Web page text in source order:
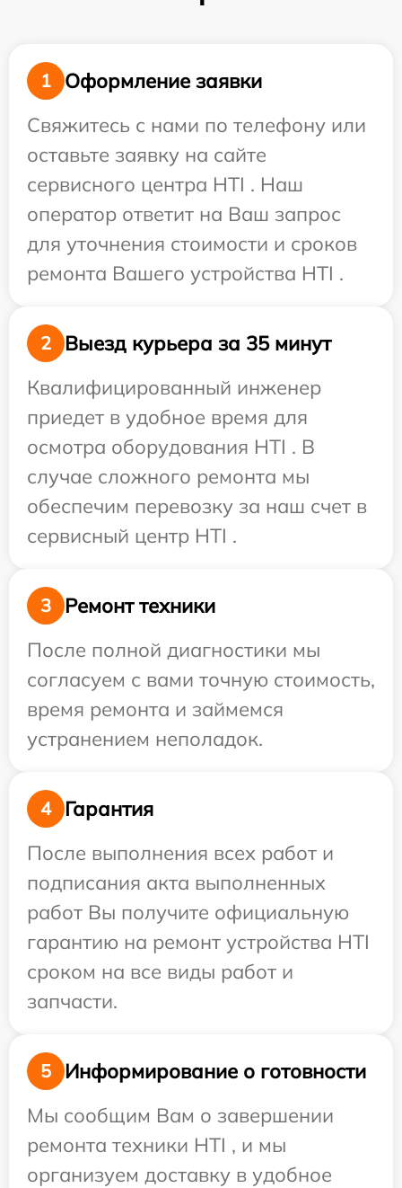
1
Оформление заявки
Свяжитесь с нами по телефону или
оставьте заявку на сайте
сервисного центра HTI . Наш
оператор ответит на Ваш запрос
для уточнения стоимости и сроков
ремонта Вашего устройства HTI .
2
Выезд курьера за 35 минут
Квалифицированный инженер
приедет в удобное время для
осмотра оборудования HTI . В
случае сложного ремонта мы
обеспечим перевозку за наш счет в
сервисный центр HTI .
3
Ремонт техники
После полной диагностики мы
согласуем с вами точную стоимость,
время ремонта и займемся
устранением неполадок.
4
Гарантия
После выполнения всех работ и
подписания акта выполненных
работ Вы получите официальную
гарантию на ремонт устройства HTI
сроком на все виды работ и
запчасти.
5
Информирование о готовности
Мы сообщим Вам о завершении
ремонта техники HTI , и мы
организуем доставку в удобное